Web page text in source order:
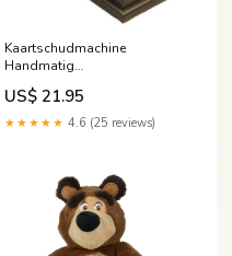
Kaartschudmachine
Handmatig
Kledingaccessoires
US$ 21.95
★★★★★ 4.6 (25 reviews)